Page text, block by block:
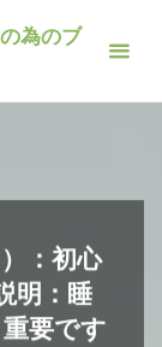
為のブ
：初心
明：睡
要です